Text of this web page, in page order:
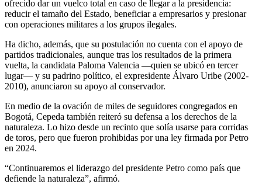
ofrecido dar un vuelco total en caso de llegar a la presidencia:
reducir el tamaño del Estado, beneficiar a empresarios y presionar
con operaciones militares a los grupos ilegales.
Ha dicho, además, que su postulación no cuenta con el apoyo de
partidos tradicionales, aunque tras los resultados de la primera
vuelta, la candidata Paloma Valencia —quien se ubicó en tercer
lugar— y su padrino político, el expresidente Álvaro Uribe (2002-
2010), anunciaron su apoyo al conservador.
En medio de la ovación de miles de seguidores congregados en
Bogotá, Cepeda también reiteró su defensa a los derechos de la
naturaleza. Lo hizo desde un recinto que solía usarse para corridas
de toros, pero que fueron prohibidas por una ley firmada por Petro
en 2024.
“Continuaremos el liderazgo del presidente Petro como país que
defiende la naturaleza”, afirmó.